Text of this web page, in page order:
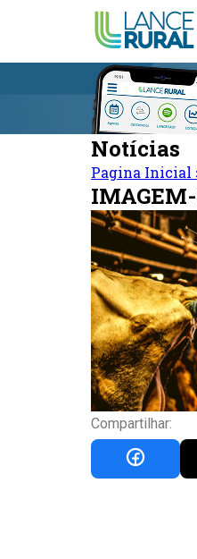
Notícias
Pagina Inicial
Compartilhar: